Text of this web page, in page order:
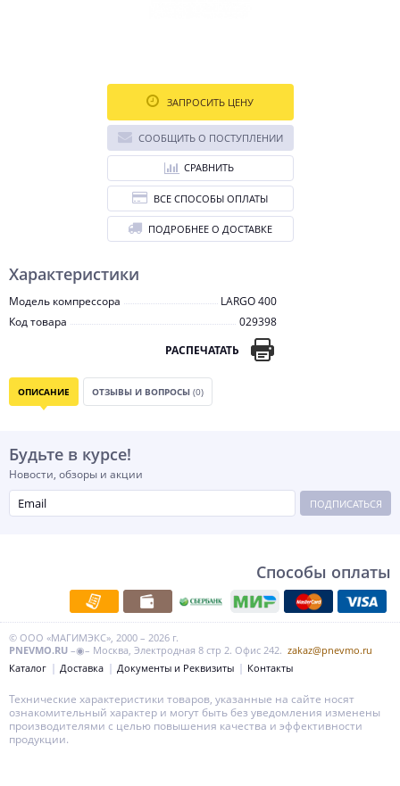
Характеристики
Модель компрессора
LARGO 400
Код товара
029398
РАСПЕЧАТАТЬ
ЗАПРОСИТЬ ЦЕНУ
СООБЩИТЬ О ПОСТУПЛЕНИИ
СРАВНИТЬ
ВСЕ СПОСОБЫ ОПЛАТЫ
ПОДРОБНЕЕ О ДОСТАВКЕ
ОПИСАНИЕ ОТЗЫВЫ И ВОПРОСЫ (0)
Будьте в курсе!
Новости, обзоры и акции
ПОДПИСАТЬСЯ
Способы оплаты
© ООО «МАГИМЭКС», 2000 – 2026 г.
PNEVMO.RU –◉– Москва, Электродная 8 стр 2. Офис 242. zakaz@pnevmo.ru
Каталог
Доставка Документы и Реквизиты Контакты
Технические характеристики товаров, указанные на сайте носят
ознакомительный характер и могут быть без уведомления изменены
производителями с целью повышения качества и эффективности
продукции.